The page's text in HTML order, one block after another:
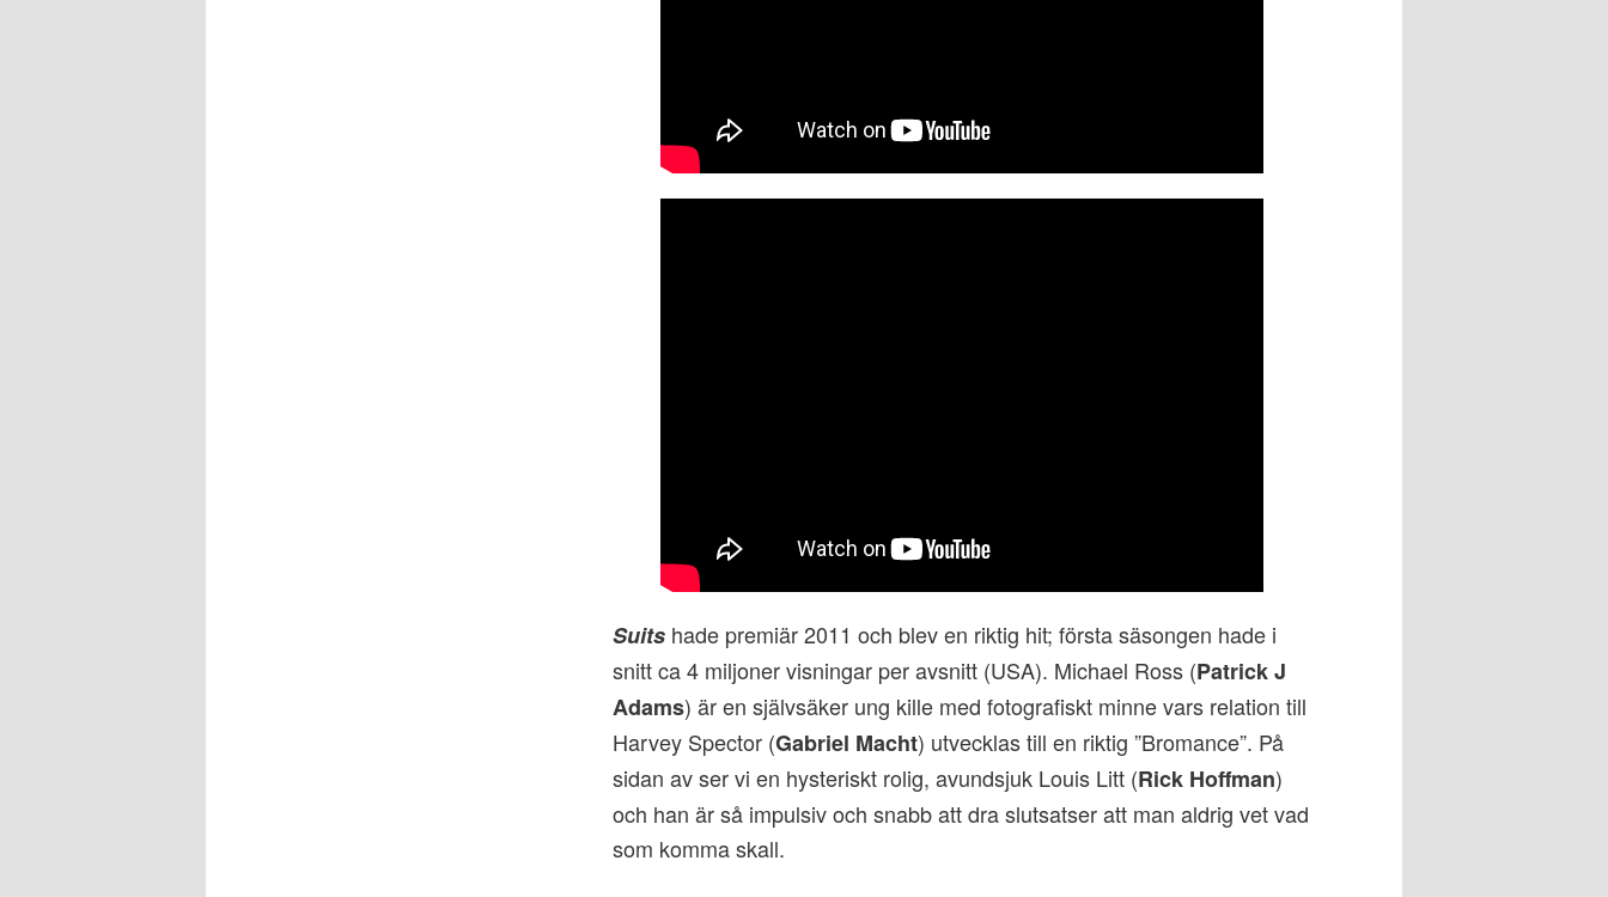
Suits hade premiär 2011 och blev en riktig hit; första säsongen hade i
snitt ca 4 miljoner visningar per avsnitt (USA). Michael Ross (Patrick J
Adams) är en självsäker ung kille med fotografiskt minne vars relation till
Harvey Spector (Gabriel Macht) utvecklas till en riktig ”Bromance”. På
sidan av ser vi en hysteriskt rolig, avundsjuk Louis Litt (Rick Hoffman)
och han är så impulsiv och snabb att dra slutsatser att man aldrig vet vad
som komma skall.